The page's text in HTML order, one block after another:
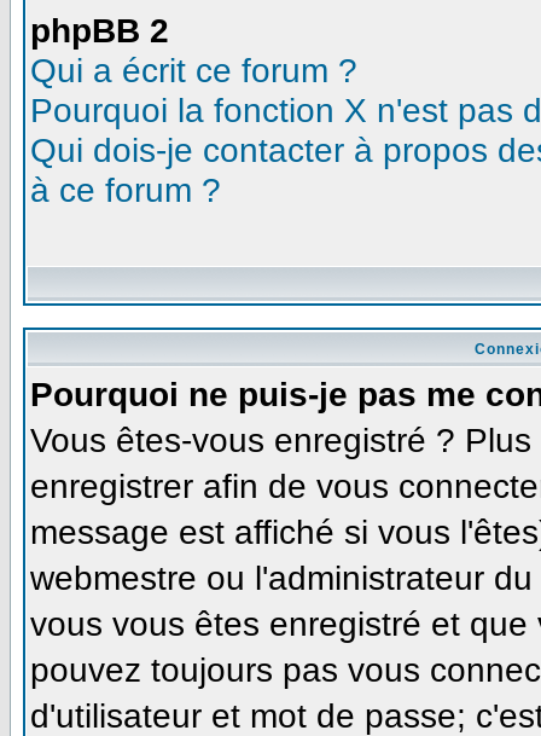
phpBB 2
Qui a écrit ce forum ?
Pourquoi la fonction X n'est pas
Qui dois-je contacter à propos
à ce forum ?
Pourquoi ne puis-je pas me
Vous êtes-vous enregistré ?
enregistrer afin de vous
message est affiché si vous
webmestre ou l'administrateur
vous vous êtes enregistré et
pouvez toujours pas vous
d'utilisateur et mot de passe;